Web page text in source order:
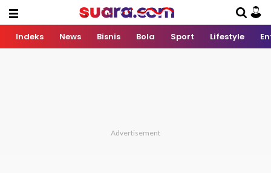
Indeks News Bisnis Bola Sport Lifestyle